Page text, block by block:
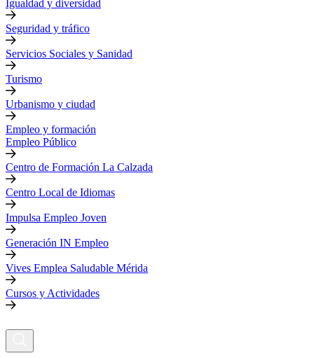
Igualdad y diversidad
Seguridad y tráfico
Servicios Sociales y Sanidad
Turismo
Urbanismo y ciudad
Empleo y formación
Empleo Público
Centro de Formación La Calzada
Centro Local de Idiomas
Impulsa Empleo Joven
Generación IN Empleo
Vives Emplea Saludable Mérida
Cursos y Actividades